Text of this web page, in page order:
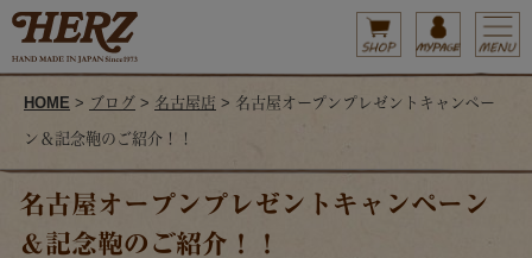
HOME > ブログ > 名古屋店 > 名古屋オープンプレゼントキャンペー
ン＆記念鞄のご紹介！！
名古屋オープンプレゼントキャンペーン
＆記念鞄のご紹介！！